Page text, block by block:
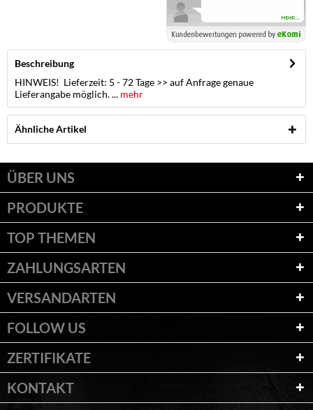
Beschreibung
HINWEIS! Lieferzeit: 5 - 72 Tage >> auf Anfrage genaue
Lieferangabe möglich. ... mehr
Ähnliche Artikel
ÜBER UNS
PRODUKTE
TOP THEMEN
ZAHLUNGSARTEN
VERSANDARTEN
FOLLOW US
ZERTIFIKATE
KONTAKT